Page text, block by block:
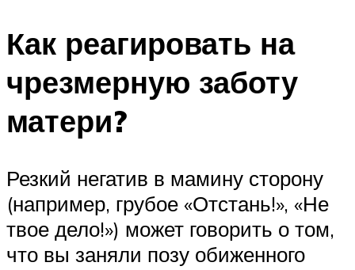
Как реагировать на
чрезмерную заботу
матери?
Резкий негатив в мамину сторону
(например, грубое «Отстань!», «Не
твое дело!») может говорить о том,
что вы заняли позу обиженного